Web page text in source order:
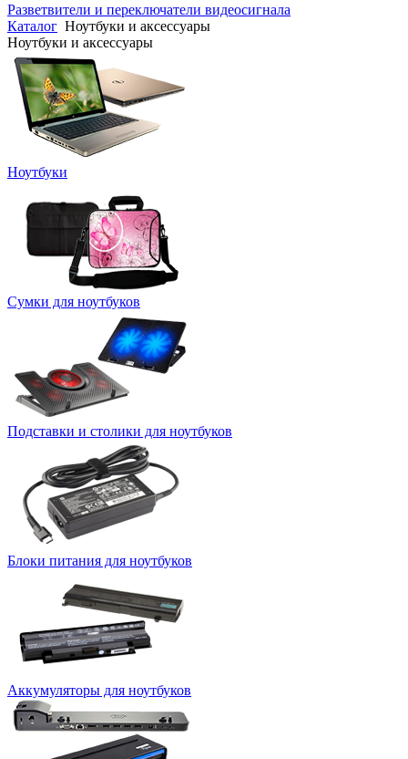
Разветвители и переключатели видеосигнала
Каталог Ноутбуки и аксессуары
Ноутбуки и аксессуары
Ноутбуки
Сумки для ноутбуков
Подставки и столики для ноутбуков
Блоки питания для ноутбуков
Аккумуляторы для ноутбуков